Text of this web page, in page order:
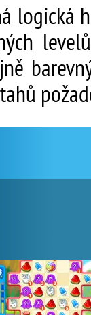
logická